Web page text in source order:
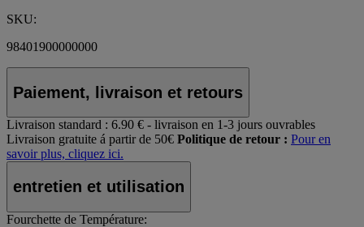
SKU:
98401900000000
Paiement, livraison et retours
Livraison standard : 6.90 € - livraison en 1-3 jours ouvrables
Livraison gratuite á partir de 50€ Politique de retour : Pour en
savoir plus, cliquez ici.
entretien et utilisation
Fourchette de Température: